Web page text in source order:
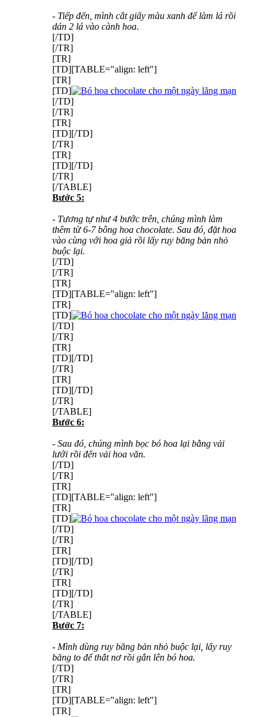
- Tiếp đến, mình cắt giấy màu xanh để làm lá rồi
dán 2 lá vào cành hoa.
[/TD]
[/TR]
[TR]
[TD][TABLE="align: left"]
[TR]
[TD]
[/TD]
[/TR]
[TR]
[TD][/TD]
[/TR]
[TR]
[TD][/TD]
[/TR]
[/TABLE]
Bước 5:
- Tương tự như 4 bước trên, chúng mình làm
thêm từ 6-7 bông hoa chocolate. Sau đó, đặt hoa
vào cùng với hoa giả rồi lấy ruy băng bản nhỏ
buộc lại.
[/TD]
[/TR]
[TR]
[TD][TABLE="align: left"]
[TR]
[TD]
[/TD]
[/TR]
[TR]
[TD][/TD]
[/TR]
[TR]
[TD][/TD]
[/TR]
[/TABLE]
Bước 6:
- Sau đó, chúng mình bọc bó hoa lại bằng vải
lưới rồi đến vải hoa văn.
[/TD]
[/TR]
[TR]
[TD][TABLE="align: left"]
[TR]
[TD]
[/TD]
[/TR]
[TR]
[TD][/TD]
[/TR]
[TR]
[TD][/TD]
[/TR]
[/TABLE]
Bước 7:
- Mình dùng ruy băng bản nhỏ buộc lại, lấy ruy
băng to để thắt nơ rồi gắn lên bó hoa.
[/TD]
[/TR]
[TR]
[TD][TABLE="align: left"]
[TR]